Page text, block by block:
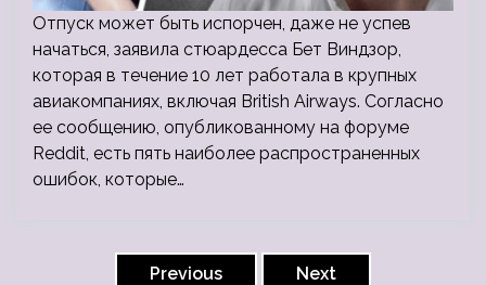
Отпуск может быть испорчен, даже не успев
начаться, заявила стюардесса Бет Виндзор,
которая в течение 10 лет работала в крупных
авиакомпаниях, включая British Airways. Согласно
ее сообщению, опубликованному на форуме
Reddit, есть пять наиболее распространенных
ошибок, которые…
Previous Next